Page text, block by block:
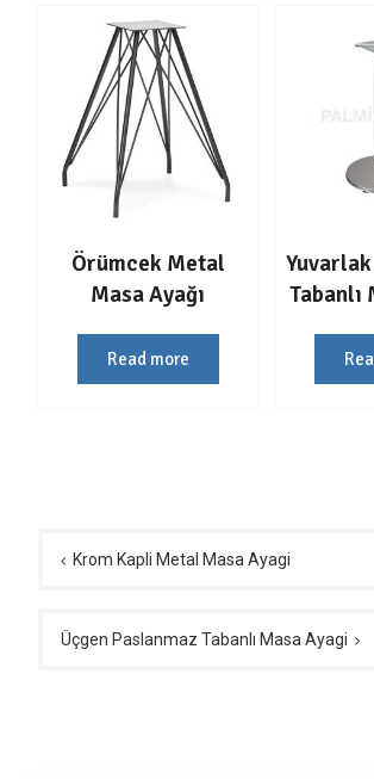
Örümcek Metal
Masa Ayağı
Read more
Tabanlı
gezinmesi
Krom Kapli Metal Masa Ayagi
Üçgen Paslanmaz Tabanlı Masa Ayagi